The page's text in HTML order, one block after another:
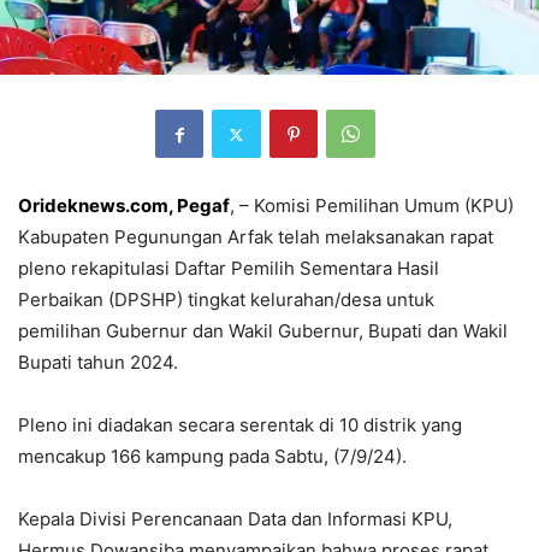
Orideknews.com, Pegaf, – Komisi Pemilihan Umum (KPU)
Kabupaten Pegunungan Arfak telah melaksanakan rapat
pleno rekapitulasi Daftar Pemilih Sementara Hasil
Perbaikan (DPSHP) tingkat kelurahan/desa untuk
pemilihan Gubernur dan Wakil Gubernur, Bupati dan Wakil
Bupati tahun 2024.
Pleno ini diadakan secara serentak di 10 distrik yang
mencakup 166 kampung pada Sabtu, (7/9/24).
Kepala Divisi Perencanaan Data dan Informasi KPU,